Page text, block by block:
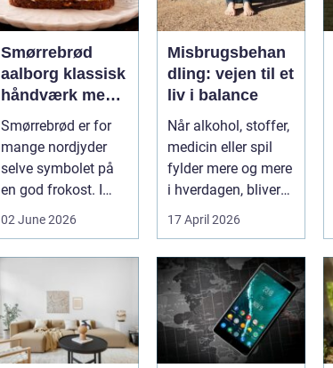
Smørrebrød
aalborg klassisk
håndværk med
moderne twist
Smørrebrød er for
mange nordjyder
selve symbolet på
en god frokost. I
02 June 2026
Misbrugsbehan
dling: vejen til et
liv i balance
Når alkohol, stoffer,
medicin eller spil
fylder mere og mere
i hverdagen, bliver
grænsen...
17 April 2026